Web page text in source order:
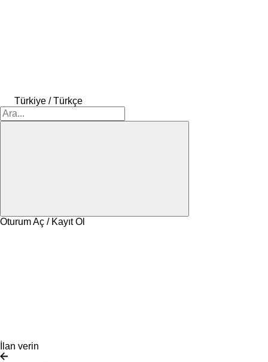
Türkiye / Türkçe
Oturum Aç / Kayıt Ol
İlan verin